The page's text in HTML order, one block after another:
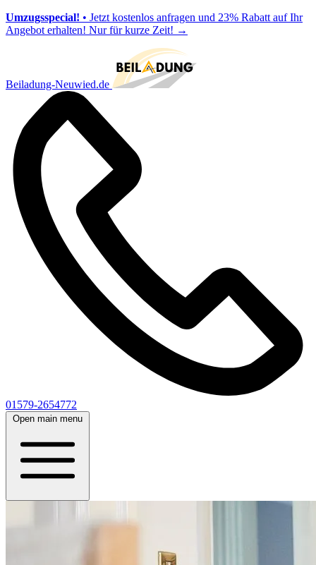
Umzugsspecial! • Jetzt kostenlos anfragen und 23% Rabatt auf Ihr
Angebot erhalten! Nur für kurze Zeit! →
Beiladung-Neuwied.de
01579-2654772
Open main menu